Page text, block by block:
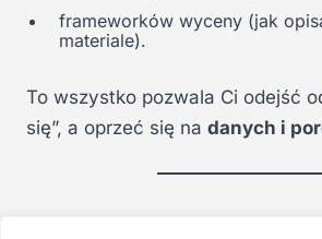
frameworków wyceny (jak
materiale).
To wszystko pozwala Ci odejść
się”, a oprzeć się na danych i